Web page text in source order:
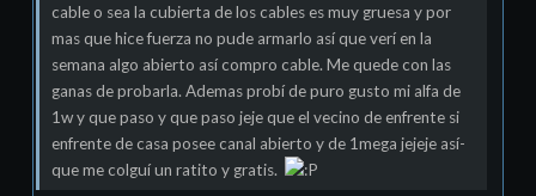
cable o sea la cubierta de los cables es muy gruesa y por
mas que hice fuerza no pude armarlo así­ que verí en la
semana algo abierto así­ compro cable. Me quede con las
ganas de probarla. Ademas probí de puro gusto mi alfa de
1w y que paso y que paso jeje que el vecino de enfrente si
enfrente de casa posee canal abierto y de 1mega jejeje así­
que me colguí un ratito y gratis.